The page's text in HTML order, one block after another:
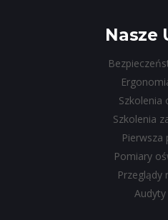
Nasze
Szkolenia
Szkolenia
Pierwsza
Pomiary
Przeglądy
Audyty